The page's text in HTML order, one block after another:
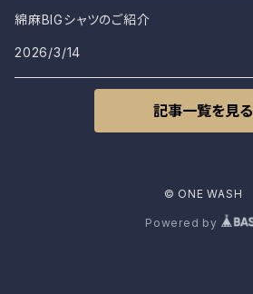
綿麻BIGシャツのご紹介
2026/3/14
記事一覧を見る
© ONE WASH
Powered by